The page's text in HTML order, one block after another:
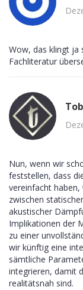
Wow, das klingt ja
Fachliteratur
Nun, wenn wir
feststellen, dass
vereinfacht haben,
zwischen
akustischer
Implikationen der
zu einer
wir künftig eine
sämtliche
integrieren, damit
realitätsnah sind.